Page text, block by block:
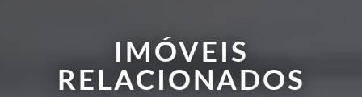
IMÓVEIS
RELACIONADOS